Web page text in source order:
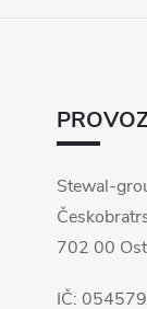
Stewal-
702 00
IČ: